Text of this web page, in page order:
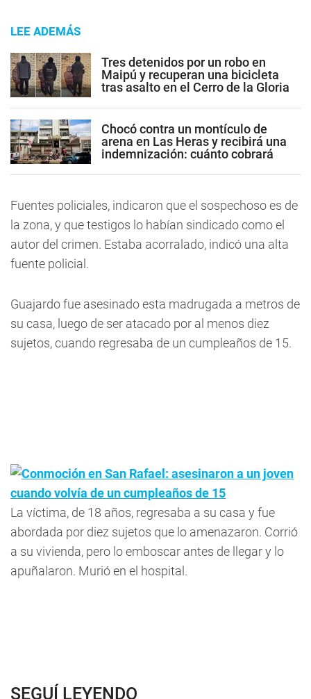
LEE ADEMÁS
Tres detenidos por un robo en
Maipú y recuperan una bicicleta
tras asalto en el Cerro de la Gloria
Chocó contra un montículo de
arena en Las Heras y recibirá una
indemnización: cuánto cobrará
Fuentes policiales, indicaron que el sospechoso es de
la zona, y que testigos lo habían sindicado como el
autor del crimen. Estaba acorralado, indicó una alta
fuente policial.
Guajardo fue asesinado esta madrugada a metros de
su casa, luego de ser atacado por al menos diez
sujetos, cuando regresaba de un cumpleaños de 15.
Conmoción en San Rafael: asesinaron a un joven
cuando volvía de un cumpleaños de 15
La víctima, de 18 años, regresaba a su casa y fue
abordada por diez sujetos que lo amenazaron. Corrió
a su vivienda, pero lo emboscar antes de llegar y lo
apuñalaron. Murió en el hospital.
SEGUÍ LEYENDO